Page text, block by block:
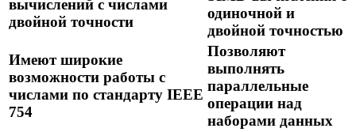
вычислений с числами
двойной точности
одиночной и
двойной точностью
Имеют широкие
возможности работы с
числами по стандарту IEEE
754
Позволяют
выполнять
параллельные
операции над
наборами данных